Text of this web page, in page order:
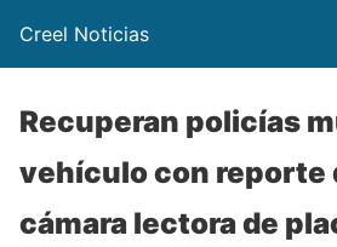
Creel Noticias
Recuperan policías
vehículo con reporte
cámara lectora de